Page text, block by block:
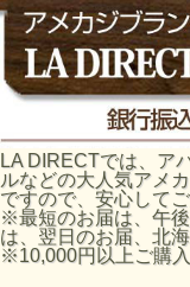
LA DIRECTでは、ア
ルなどの大人気アメ
ですので、安心してご
※最短のお届は、午
は、翌日のお届、北
※10,000円以上ご購